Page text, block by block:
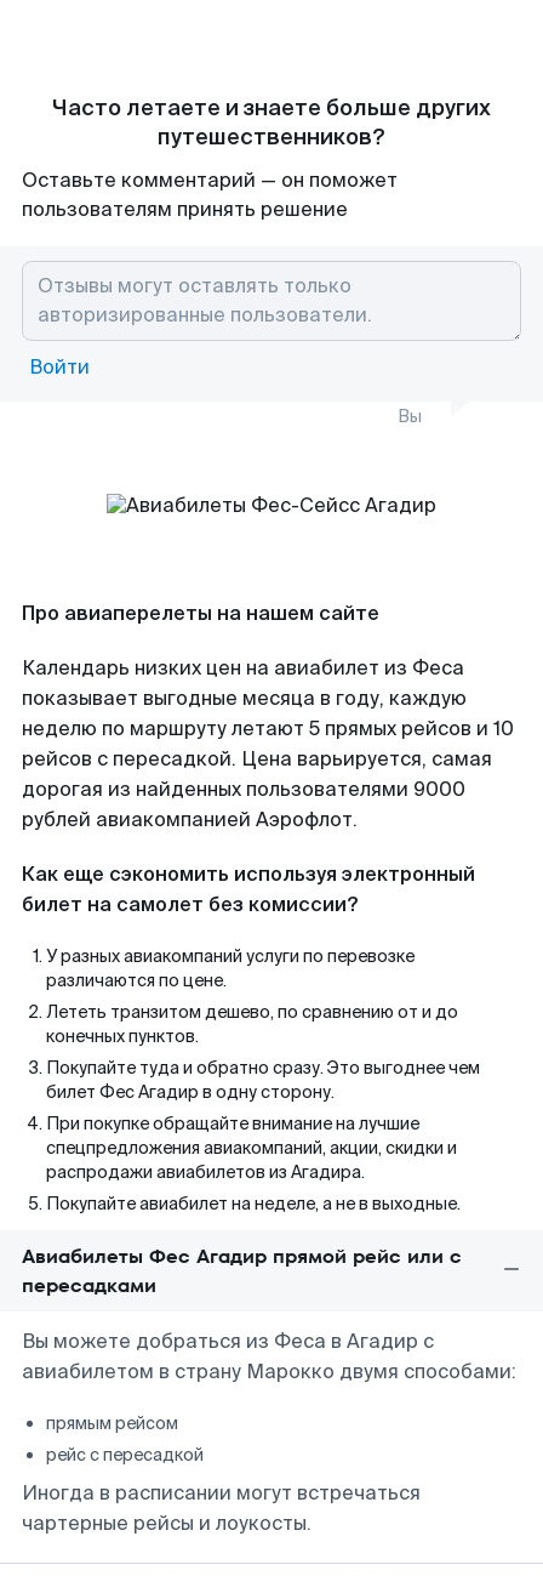
Часто летаете и знаете больше других
путешественников?
Оставьте комментарий — он поможет
пользователям принять решение
Войти
Вы
Про авиаперелеты на нашем сайте
Календарь низких цен на авиабилет из Феса
показывает выгодные месяца в году, каждую
неделю по маршруту летают 5 прямых рейсов и 10
рейсов с пересадкой. Цена варьируется, самая
дорогая из найденных пользователями 9000
рублей авиакомпанией Аэрофлот.
Как еще сэкономить используя электронный
билет на самолет без комиссии?
У разных авиакомпаний услуги по перевозке
различаются по цене.
Лететь транзитом дешево, по сравнению от и до
конечных пунктов.
Покупайте туда и обратно сразу. Это выгоднее чем
билет Фес Агадир в одну сторону.
При покупке обращайте внимание на лучшие
спецпредложения авиакомпаний, акции, скидки и
распродажи авиабилетов из Агадира.
Покупайте авиабилет на неделе, а не в выходные.
Авиабилеты Фес Агадир прямой рейс или с
пересадками
Вы можете добраться из Феса в Агадир с
авиабилетом в страну Марокко двумя способами:
прямым рейсом
рейс с пересадкой
Иногда в расписании могут встречаться
чартерные рейсы и лоукосты.